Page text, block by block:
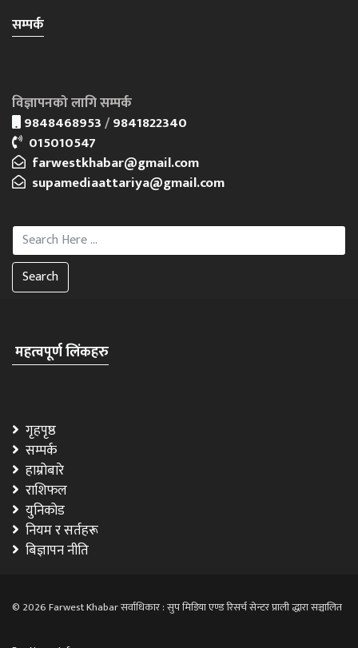
सम्पर्क
विज्ञापनको लागि सम्पर्क
9848468953/9841822340
015010547
farwestkhabar@gmail.com
supamediaattariya@gmail.com
Search
महत्वपूर्ण लिंकहरु
गृहपृष्ठ
सम्पर्क
हाम्रोबारे
राशिफल
युनिकोड
नियम र सर्तहरू
बिज्ञापन नीति
© 2026 Farwest Khabar सर्वाधिकार : सुप मिडिया एण्ड रिसर्च सेन्टर प्राली द्धारा सञ्चालित